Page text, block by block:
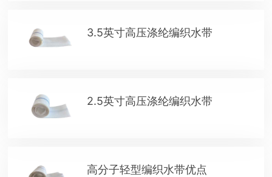
3.5英寸高压涤纶编织水带
2.5英寸高压涤纶编织水带
高分子轻型编织水带优点